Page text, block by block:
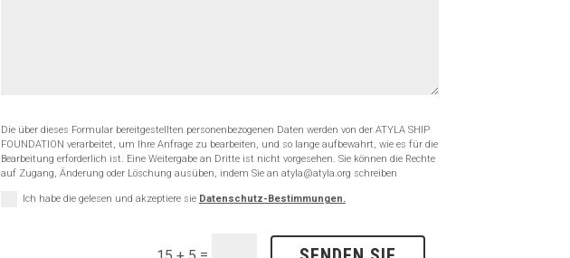
Die über dieses Formular bereitgestellten personenbezogenen Daten werden von der ATYLA SHIP
FOUNDATION verarbeitet, um Ihre Anfrage zu bearbeiten, und so lange aufbewahrt, wie es für die
Bearbeitung erforderlich ist. Eine Weitergabe an Dritte ist nicht vorgesehen. Sie können die Rechte
auf Zugang, Änderung oder Löschung ausüben, indem Sie an atyla@atyla.org schreiben
Ich habe die gelesen und akzeptiere sie Datenschutz-Bestimmungen.